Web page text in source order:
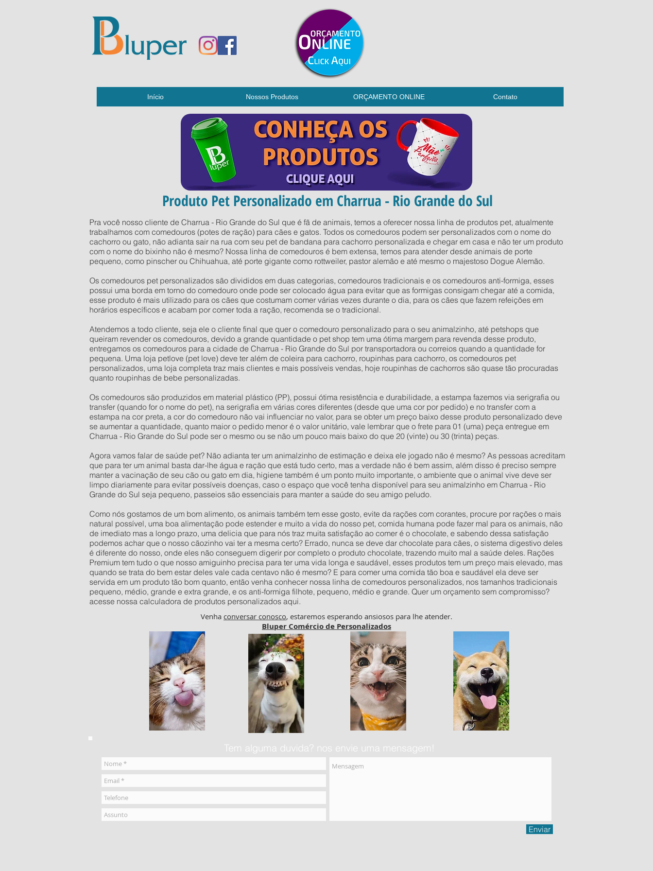
Início Nossos Produtos ORÇAMENTO ONLINE Contato
Produto Pet Personalizado em Charrua - Rio Grande do Sul
Pra você nosso cliente de Charrua - Rio Grande do Sul que é fã de animais, temos a oferecer nossa linha de produtos pet, atualmente
trabalhamos com comedouros (potes de ração) para cães e gatos. Todos os comedouros podem ser personalizados com o nome do
cachorro ou gato, não adianta sair na rua com seu pet de bandana para cachorro personalizada e chegar em casa e não ter um produto
com o nome do bixinho não é mesmo? Nossa linha de comedouros é bem extensa, temos para atender desde animais de porte
pequeno, como pinscher ou Chihuahua, até porte gigante como rottweiler, pastor alemão e até mesmo o majestoso Dogue Alemão.
Os comedouros pet personalizados são divididos em duas categorias, comedouros tradicionais e os comedouros anti-formiga, esses
possui uma borda em torno do comedouro onde pode ser colocado água para evitar que as formigas consigam chegar até a comida,
esse produto é mais utilizado para os cães que costumam comer várias vezes durante o dia, para os cães que fazem refeições em
horários específicos e acabam por comer toda a ração, recomenda se o tradicional.
Atendemos a todo cliente, seja ele o cliente final que quer o comedouro personalizado para o seu animalzinho, até petshops que
queiram revender os comedouros, devido a grande quantidade o pet shop tem uma ótima margem para revenda desse produto,
entregamos os comedouros para a cidade de Charrua - Rio Grande do Sul por transportadora ou correios quando a quantidade for
pequena. Uma loja petlove (pet love) deve ter além de coleira para cachorro, roupinhas para cachorro, os comedouros pet
personalizados, uma loja completa traz mais clientes e mais possíveis vendas, hoje roupinhas de cachorros são quase tão procuradas
quanto roupinhas de bebe personalizadas.
Os comedouros são produzidos em material plástico (PP), possui ótima resistência e durabilidade, a estampa fazemos via serigrafia ou
transfer (quando for o nome do pet), na serigrafia em várias cores diferentes (desde que uma cor por pedido) e no transfer com a
estampa na cor preta, a cor do comedouro não vai influenciar no valor, para se obter um preço baixo desse produto personalizado deve
se aumentar a quantidade, quanto maior o pedido menor é o valor unitário, vale lembrar que o frete para 01 (uma) peça entregue em
Charrua - Rio Grande do Sul pode ser o mesmo ou se não um pouco mais baixo do que 20 (vinte) ou 30 (trinta) peças.
Agora vamos falar de saúde pet? Não adianta ter um animalzinho de estimação e deixa ele jogado não é mesmo? As pessoas acreditam
que para ter um animal basta dar-lhe água e ração que está tudo certo, mas a verdade não é bem assim, além disso é preciso sempre
manter a vacinação de seu cão ou gato em dia, higiene também é um ponto muito importante, o ambiente que o animal vive deve ser
limpo diariamente para evitar possíveis doenças, caso o espaço que você tenha disponível para seu animalzinho em Charrua - Rio
Grande do Sul seja pequeno, passeios são essenciais para manter a saúde do seu amigo peludo.
Como nós gostamos de um bom alimento, os animais também tem esse gosto, evite da rações com corantes, procure por rações o mais
natural possível, uma boa alimentação pode estender e muito a vida do nosso pet, comida humana pode fazer mal para os animais, não
de imediato mas a longo prazo, uma delicia que para nós traz muita satisfação ao comer é o chocolate, e sabendo dessa satisfação
podemos achar que o nosso cãozinho vai ter a mesma certo? Errado, nunca se deve dar chocolate para cães, o sistema digestivo deles
é diferente do nosso, onde eles não conseguem digerir por completo o produto chocolate, trazendo muito mal a saúde deles. Rações
Premium tem tudo o que nosso amiguinho precisa para ter uma vida longa e saudável, esses produtos tem um preço mais elevado, mas
quando se trata do bem estar deles vale cada centavo não é mesmo? E para comer uma comida tão boa e saudável ela deve ser
servida em um produto tão bom quanto, então venha conhecer nossa linha de comedouros personalizados, nos tamanhos tradicionais
pequeno, médio, grande e extra grande, e os anti-formiga filhote, pequeno, médio e grande. Quer um orçamento sem compromisso?
acesse nossa calculadora de produtos personalizados aqui.
Venha conversar conosco, estaremos esperando ansiosos para lhe atender.
Bluper Comércio de Personalizados
Tem alguma duvida? nos envie uma mensagem!
Enviar